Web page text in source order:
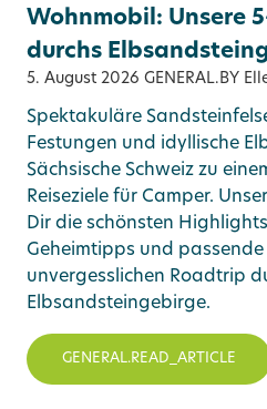
Wohnmobil: Unsere
durchs
5. August 2026 GENERAL.BY
Spektakuläre
Festungen und idyllische
Sächsische Schweiz zu
Reiseziele für Camper.
Dir die schönsten
Geheimtipps und
unvergesslichen Roadtrip
Elbsandsteingebirge.
GENERAL.READ_ARTICLE